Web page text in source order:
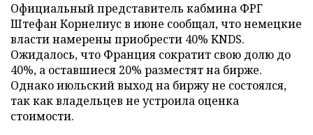
Официальный представитель кабмина ФРГ
Штефан Корнелиус в июне сообщал, что немецкие
власти намерены приобрести 40% KNDS.
Ожидалось, что Франция сократит свою долю до
40%, а оставшиеся 20% разместят на бирже.
Однако июльский выход на биржу не состоялся,
так как владельцев не устроила оценка
стоимости.